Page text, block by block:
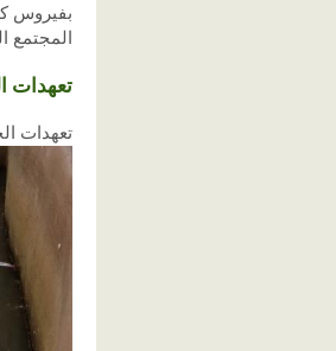
المجتمع
تعهدات
تعهدات